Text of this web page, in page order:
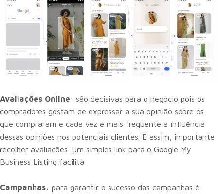
Avaliações Online: são decisivas para o negócio pois os
compradores gostam de expressar a sua opinião sobre os
que compraram e cada vez é mais frequente a influência
dessas opiniões nos potenciais clientes. É assim, importante
recolher avaliações. Um simples link para o Google My
Business Listing facilita.
Campanhas: para garantir o sucesso das campanhas é